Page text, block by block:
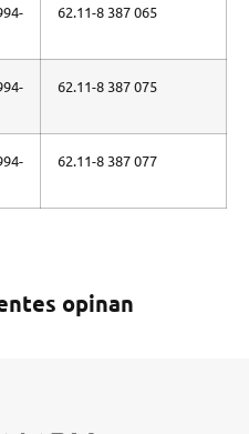
62.11-8 387 065
62.11-8 387 075
62.11-8 387 077
opinan